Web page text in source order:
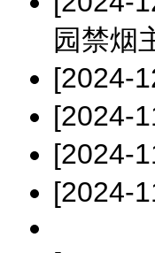
园禁烟
[2024-
[2024-
[2024-
[2024-